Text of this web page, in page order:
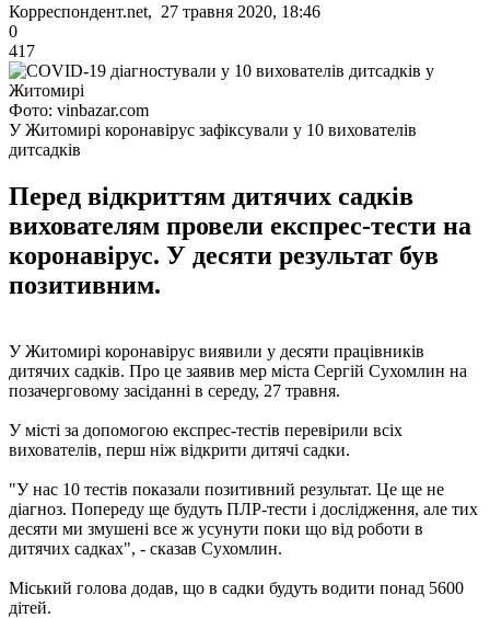
Корреспондент.net, 27 травня 2020, 18:46
0
417
Фото: vinbazar.com
У Житомирі коронавірус зафіксували у 10 вихователів
дитсадків
Перед відкриттям дитячих садків
вихователям провели експрес-тести на
коронавірус. У десяти результат був
позитивним.
У Житомирі коронавірус виявили у десяти працівників
дитячих садків. Про це заявив мер міста Сергій Сухомлин на
позачерговому засіданні в середу, 27 травня.
У місті за допомогою експрес-тестів перевірили всіх
вихователів, перш ніж відкрити дитячі садки.
"У нас 10 тестів показали позитивний результат. Це ще не
діагноз. Попереду ще будуть ПЛР-тести і дослідження, але тих
десяти ми змушені все ж усунути поки що від роботи в
дитячих садках", - сказав Сухомлин.
Міський голова додав, що в садки будуть водити понад 5600
дітей.